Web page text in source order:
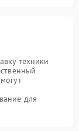
техники
для